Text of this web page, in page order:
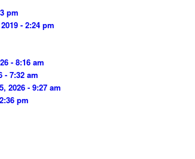
pm
- 2:24 pm
- 8:16 am
- 7:32 am
2026 - 9:27 am
pm